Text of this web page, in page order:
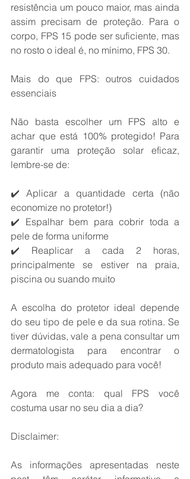
resistência um pouco maior, mas ainda
assim precisam de proteção. Para o
corpo, FPS 15 pode ser suficiente, mas
no rosto o ideal é, no mínimo, FPS 30.
Mais do que FPS: outros cuidados
essenciais
Não basta escolher um FPS alto e
achar que está 100% protegido! Para
garantir uma proteção solar eficaz,
lembre-se de:
✔️ Aplicar a quantidade certa (não
economize no protetor!)
✔️ Espalhar bem para cobrir toda a
pele de forma uniforme
✔️ Reaplicar a cada 2 horas,
principalmente se estiver na praia,
piscina ou suando muito
A escolha do protetor ideal depende
do seu tipo de pele e da sua rotina. Se
tiver dúvidas, vale a pena consultar um
dermatologista para encontrar o
produto mais adequado para você!
Agora me conta: qual FPS você
costuma usar no seu dia a dia?
Disclaimer:
As informações apresentadas neste